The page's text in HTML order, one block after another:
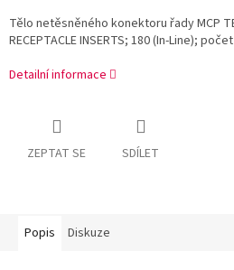
Tělo netěsněného konektoru řady MCP
RECEPTACLE INSERTS; 180 (In-Line);
Detailní informace
ZEPTAT SE SDÍLET
Popis Diskuze